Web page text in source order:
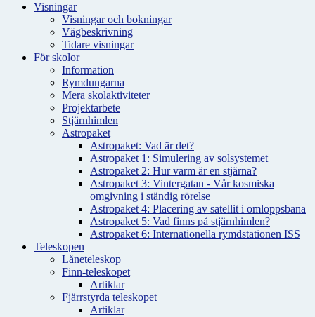
Visningar
Visningar och bokningar
Vägbeskrivning
Tidare visningar
För skolor
Information
Rymdungarna
Mera skolaktiviteter
Projektarbete
Stjärnhimlen
Astropaket
Astropaket: Vad är det?
Astropaket 1: Simulering av solsystemet
Astropaket 2: Hur varm är en stjärna?
Astropaket 3: Vintergatan - Vår kosmiska
omgivning i ständig rörelse
Astropaket 4: Placering av satellit i omloppsbana
Astropaket 5: Vad finns på stjärnhimlen?
Astropaket 6: Internationella rymdstationen ISS
Teleskopen
Låneteleskop
Finn-teleskopet
Artiklar
Fjärrstyrda teleskopet
Artiklar